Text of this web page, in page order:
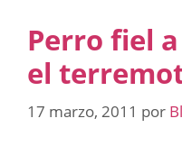
Perro fiel
el
17 marzo, 2011 por